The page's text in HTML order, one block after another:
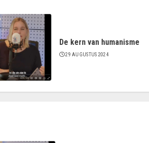
De kern van humanisme
29 AUGUSTUS 2024